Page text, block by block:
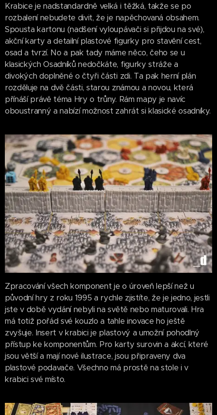
Krabice je nadstandardně velká i těžká, takže se po
rozbalení nebudete divit, že je napěchovaná obsahem.
Spousta kartonu (nadšení vyloupávači si přijdou na své),
akční karty a detailní plastové figurky pro stavění cest,
osad a tvrzí. No a pak tady máme něco, čeho se u
klasických Osadníků nedočkáte, figurky stráže a
divokých doplněné o čtyři části zdi. Ta pak herní plán
rozděluje na dvě části, starou známou a novou, která
přínáší právě téma Hry o trůny. Rám mapy je navíc
oboustranný a nabízí možnost zahrát si klasické osadníky.
Zpracování všech komponent je o úroveň lepší než u
původní hry z roku 1995 a rychle zjistíte, že je jedno, jestli
jste v době vydání nebyli na světě nebo maturovali. Hra
má totiž pořád své kouzlo a tahle inovace ho ještě
zvyšuje. Insert v krabici je plastový a umožní pohodlný
přístup ke komponentům. Pro karty surovin a akcí, které
jsou větší a mají nové ilustrace, jsou připraveny dva
plastové podavače. Všechno má prostě na stole i v
krabici své místo.